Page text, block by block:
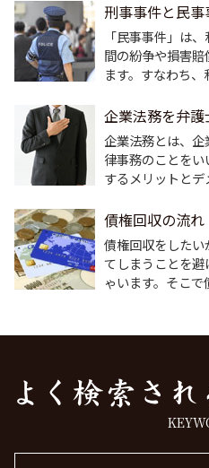
刑事事件と民事
「民事事件」は
間の紛争や損害
ます。すなわち
企業法務を弁護
企業法務とは、
律事務のことを
するメリットと
債権回収の流れ
債権回収をした
てしまうことを
ゃいます。そこ